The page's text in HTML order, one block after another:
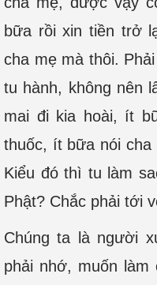
bữa rồi xin tiền trở
cha mẹ mà thôi.
tu hành, không nên
mai đi kia hoài, ít
thuốc, ít bữa nói cha
Kiểu đó thì tu làm
Phật? Chắc phải tới
Chúng ta là người
phải nhớ, muốn